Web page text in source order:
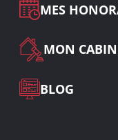
MES
MON
BLOG